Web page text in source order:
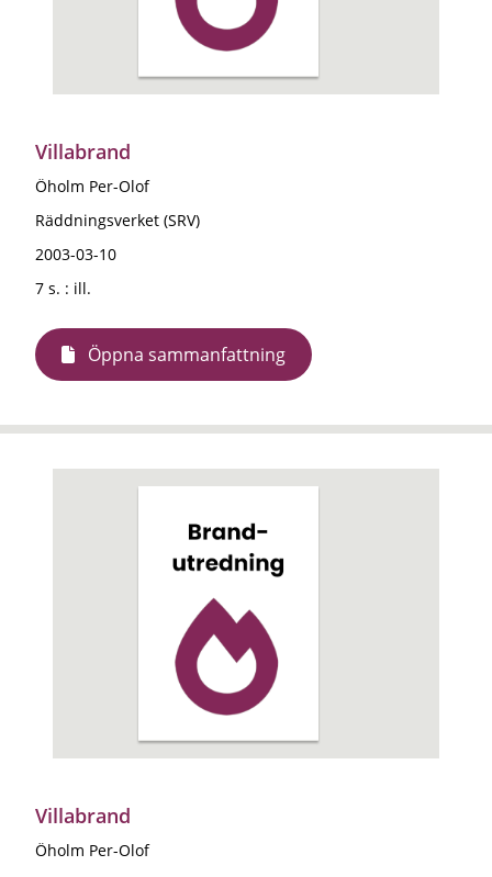
Villabrand
Öholm Per-Olof
Räddningsverket (SRV)
2003-03-10
7 s. : ill.
Öppna sammanfattning
Villabrand
Öholm Per-Olof